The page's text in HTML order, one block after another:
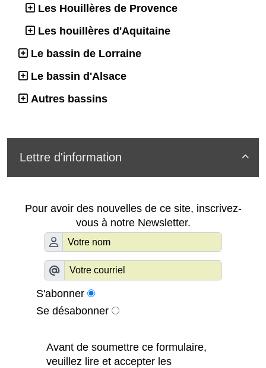
Les Houillères de Provence
Les houillères d'Aquitaine
Le bassin de Lorraine
Le bassin d'Alsace
Autres bassins

Lettre d'information
Pour avoir des nouvelles de ce site, inscrivez-
vous à notre Newsletter.
S'abonner
Se désabonner
Avant de soumettre ce formulaire,
veuillez lire et accepter les